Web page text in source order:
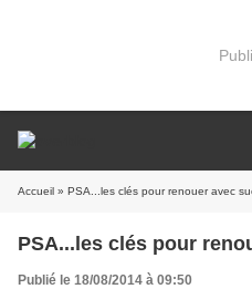
Accueil » PSA...les clés pour renouer avec
PSA...les clés pour
Publié le 18/08/2014 à 09:50